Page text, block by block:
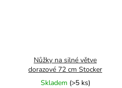
Nůžky na silné větve
dorazové 72 cm Stocker
Skladem (>5 ks)